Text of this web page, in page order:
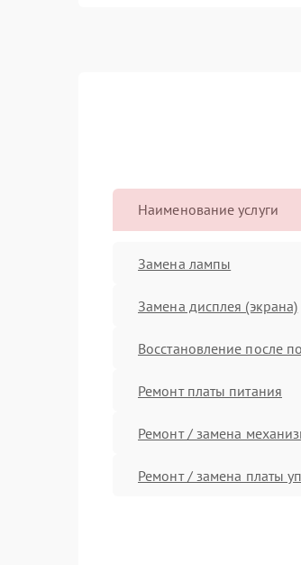
Наименование услуги
Замена лампы
Замена дисплея (экрана)
Восстановление после
Ремонт платы питания
Ремонт / замена
Ремонт / замена платы